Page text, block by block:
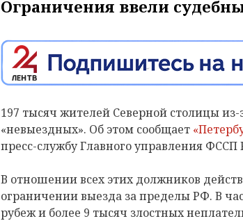
Ограничения ввели
197 тысяч жителей Северной столицы из-
«невыездных». Об этом сообщает
пресс-службу Главного управления ФССП
В отношении всех этих должников
ограничении выезда за пределы РФ. В
рубеж и более 9 тысяч злостных